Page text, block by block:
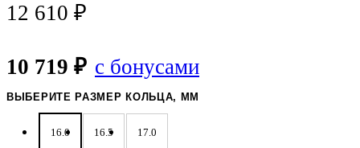
12 610 ₽
10 719 ₽ с бонусами
ВЫБЕРИТЕ РАЗМЕР КОЛЬЦА, ММ
16.0 16.5 17.0